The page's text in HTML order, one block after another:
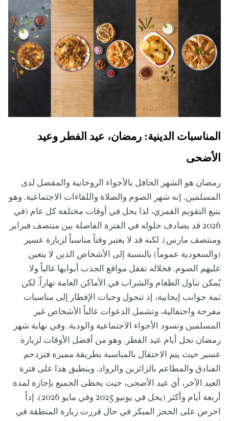
المناسبات الدينية: رمضان، عيد الفطر وعيد
الأضحى
رمضان هو الشهر الحافل بالأجواء الروحانية والمفضل لدى
المسلمين. إنه شهر الصوم والصلاة واللقاءات الاجتماعية. وهو
يتبع التقويم القمري، لذا يحل في أوقات مختلفة كل عام (في
2026 قد يصادف حلوله في الفترة الفاصلة بين منتصف فبراير
ومنتصف مارس). لكنه قد لا يعتبر وقتاً مناسباً لزيارة عسير
(والسعودية عموماً) بالنسبة إلى الأشخاص الذين لا يتعين
عليهم الصوم. فخلاله تقفل مواقع الجذب أبوابها غالباً ولا
يُمكن تناول الطعام والشراب في الأماكن العامة نهاراً. لكن
ثمة جوانب إيجابية، إذ تتحول وجبات الإفطار إلى مناسبات
مفرحة واحتفالية، وتشمل الدعوات غالباً الأشخاص غير
المسلمين وتسود الأجواء الاجتماعية والودية. وفي نهاية شهر
رمضان تحل أيام عيد الفطر. وهو من أفضل الأوقات لزيارة
عسير حيث يتم الاحتفال بالمناسبة بطريقة مميزة فتزدحم
الفنادق والمطاعم بالزائرين والرواد. وينطبق هذا على فترة
العيد الآخر، أي عيد الأضحى، حيث يحظى الجميع بإجازة لمدة
أربعة أيام وأكثر (يحل في يونيو 2025 وفي مايو 2026). إذاً
احرص على الحجز المبكر في حال قررت زيارة المنطقة في